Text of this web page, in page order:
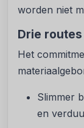
worden niet
Drie
Het
Slimmer
en